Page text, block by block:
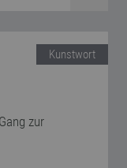
Kunstwort
zur